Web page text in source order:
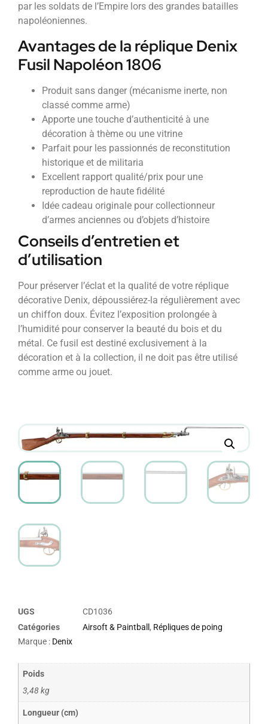
par les soldats de l’Empire lors des grandes batailles
napoléoniennes.
Avantages de la réplique Denix
Fusil Napoléon 1806
Produit sans danger (mécanisme inerte, non
classé comme arme)
Apporte une touche d’authenticité à une
décoration à thème ou une vitrine
Parfait pour les passionnés de reconstitution
historique et de militaria
Excellent rapport qualité/prix pour une
reproduction de haute fidélité
Idée cadeau originale pour collectionneur
d’armes anciennes ou d’objets d’histoire
Conseils d’entretien et
d’utilisation
Pour préserver l’éclat et la qualité de votre réplique
décorative Denix, dépoussiérez-la régulièrement avec
un chiffon doux. Évitez l’exposition prolongée à
l’humidité pour conserver la beauté du bois et du
métal. Ce fusil est destiné exclusivement à la
décoration et à la collection, il ne doit pas être utilisé
comme arme ou jouet.
UGS
CD1036
Catégories
Airsoft & Paintball , Répliques de poing
Marque : Denix
Poids
3,48 kg
Longueur (cm)